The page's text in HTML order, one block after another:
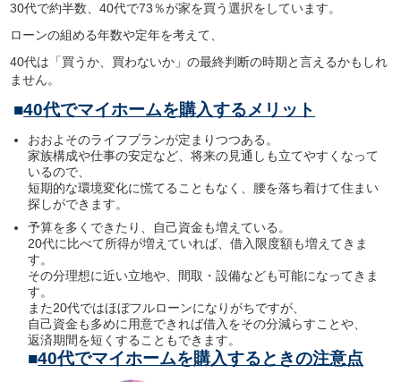
30代で約半数、40代で73％が家を買う選択をしています。
ローンの組める年数や定年を考えて、
40代は「買うか、買わないか」の最終判断の時期と言えるかもしれ
ません。
■40代でマイホームを購入するメリット
おおよそのライフプランが定まりつつある。
家族構成や仕事の安定など、将来の見通しも立てやすくなって
いるので、
短期的な環境変化に慌てることもなく、腰を落ち着けて住まい
探しができます。
予算を多くできたり、自己資金も増えている。
20代に比べて所得が増えていれば、借入限度額も増えてきま
す。
その分理想に近い立地や、間取・設備なども可能になってきま
す。
また20代ではほぼフルローンになりがちですが、
自己資金も多めに用意できれば借入をその分減らすことや、
返済期間を短くすることもできます。
■40代でマイホームを購入するときの注意点